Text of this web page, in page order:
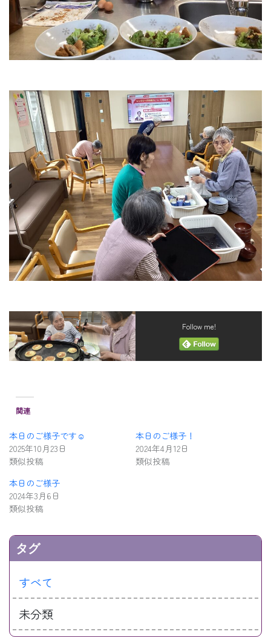
Follow me!
関連
本日のご様子です☺️
2025年10月23日
類似投稿
本日のご様子！
2024年4月12日
類似投稿
本日のご様子
2024年3月6日
類似投稿
タグ
すべて
未分類